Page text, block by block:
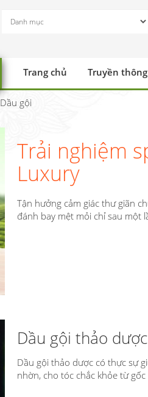
Trang chủ Truyền thông
Dầu gội
Trải nghiệm
Luxury
Tận hưởng cảm giác thư giãn
đánh bay mệt mỏi chỉ sau một
Dầu gội thảo
Dầu gội thảo dược có thực sự
nhờn, cho tóc chắc khỏe từ gốc